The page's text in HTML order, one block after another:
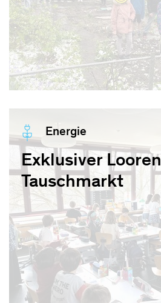
Energie
Exklusiver Looren
Tauschmarkt